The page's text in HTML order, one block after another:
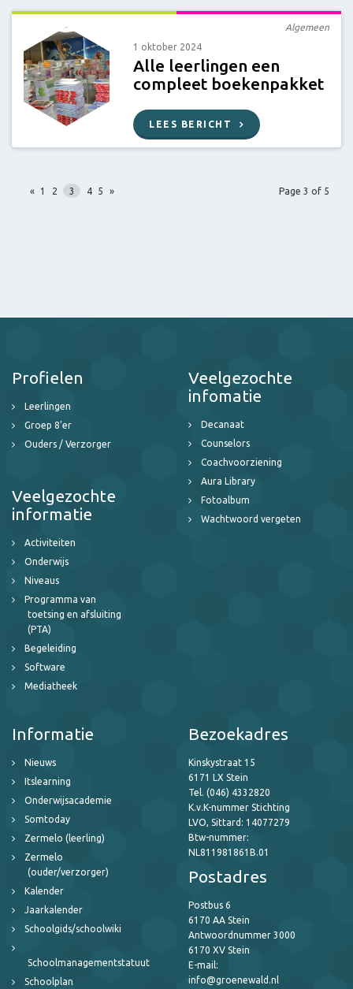
Algemeen
1 oktober 2024
Alle leerlingen een
compleet boekenpakket
LEES BERICHT
Page 3 of 5
« 1 2 3 4 5 »
Profielen
Leerlingen
Groep 8'er
Ouders / Verzorger
Veelgezochte
informatie
Activiteiten
Onderwijs
Niveaus
Programma van
toetsing en afsluiting
(PTA)
Begeleiding
Software
Mediatheek
Veelgezochte
infomatie
Decanaat
Counselors
Coachvoorziening
Aura Library
Fotoalbum
Wachtwoord vergeten
Informatie
Nieuws
Itslearning
Onderwijsacademie
Somtoday
Zermelo (leerling)
Zermelo
(ouder/verzorger)
Kalender
Jaarkalender
Schoolgids/schoolwiki
Schoolmanagementstatuut
Schoolplan
Bezoekadres
Kinskystraat 15
6171 LX Stein
Tel. (046) 4332820
K.v.K-nummer Stichting
LVO, Sittard: 14077279
Btw-nummer:
NL811981861B.01
Postadres
Postbus 6
6170 AA Stein
Antwoordnummer 3000
6170 XV Stein
E-mail:
info@groenewald.nl